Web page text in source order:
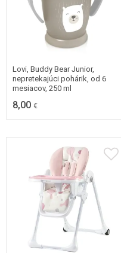
Lovi, Buddy Bear Junior,
nepretekajúci pohárik, od 6
mesiacov, 250 ml
8,00 €